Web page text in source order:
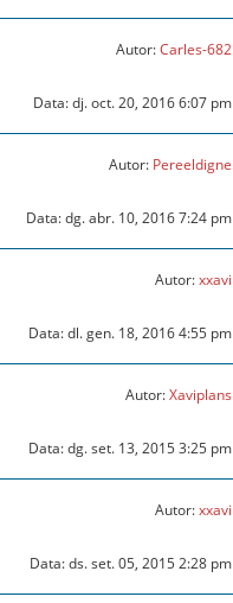
Autor:Carles-682
Data: dj. oct. 20, 2016 6:07 pm
Autor: Pereeldigne
Data: dg. abr. 10, 2016 7:24 pm
Autor:xxavi
Data: dl. gen. 18, 2016 4:55 pm
Autor:Xaviplans
Data: dg. set. 13, 2015 3:25 pm
Autor:xxavi
Data: ds. set. 05, 2015 2:28 pm